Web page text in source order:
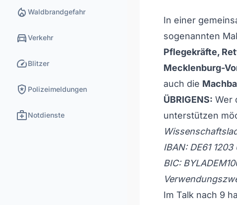
local_fire_department Waldbrandgefahr
directions_carVerkehr
speedBlitzer
local_police Polizeimeldungen
medical_servicesNotdienste
In einer
sogenannten
Pflegekräfte,
Mecklenburg-
auch die
ÜBRIGENS: Wer
unterstützen
IBAN: DE61
BIC:
Im Talk nach 9